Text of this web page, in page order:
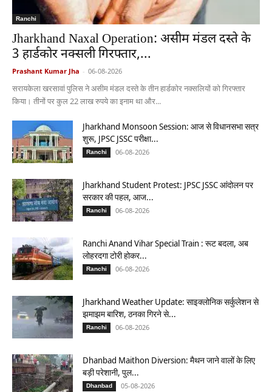
Ranchi
Jharkhand Naxal Operation: असीम मंडल दस्ते के
3 हार्डकोर नक्सली गिरफ्तार,...
Prashant Kumar Jha - 06-08-2026
सरायकेला खरसावां पुलिस ने असीम मंडल दस्ते के तीन हार्डकोर नक्सलियों को गिरफ्तार
किया। तीनों पर कुल 22 लाख रुपये का इनाम था और...
Jharkhand Monsoon Session: आज से विधानसभा सत्र
शुरू, JPSC JSSC परीक्षा...
Ranchi 06-08-2026
Jharkhand Student Protest: JPSC JSSC आंदोलन पर
सरकार की पहल, आज...
Ranchi 06-08-2026
Ranchi Anand Vihar Special Train : रूट बदला, अब
लोहरदगा टोरी होकर...
Ranchi 06-08-2026
Jharkhand Weather Update: साइक्लोनिक सर्कुलेशन से
झमाझम बारिश, ठनका गिरने से...
Ranchi 06-08-2026
Dhanbad Maithon Diversion: मैथन जाने वालों के लिए
बड़ी परेशानी, पुल...
Dhanbad 05-08-2026